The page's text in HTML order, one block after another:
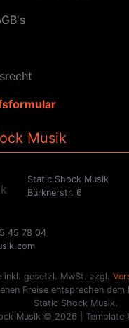
Musik
Static Shock Musik
Bürknerstr. 6
45 78 04
inkl. gesetzl. MwSt. zzgl.
Preise entsprechen dem
Static Shock Musik.
Musik © 2026 | Template